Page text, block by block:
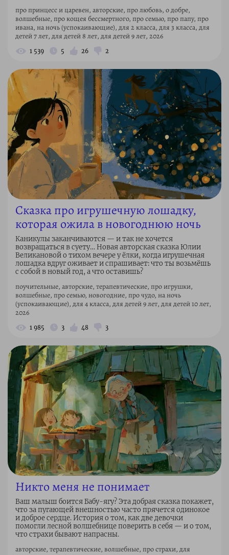
про принцесс и царевен, авторские, про любовь, о добре,
волшебные, про кощея бессмертного, про семью, про папу, про
ивана, на ночь (успокаивающие), для 2 класса, для 3 класса, для
детей 7 лет, для детей 8 лет, для детей 9 лет, 2026
1 539 5 26 2
Сказка про игрушечную лошадку,
которая ожила в новогоднюю ночь
Каникулы заканчиваются — и так не хочется
возвращаться в суету… Новая авторская сказка Юлии
Великановой о тихом вечере у ёлки, когда игрушечная
лошадка вдруг оживает и спрашивает: что ты возьмёшь
с собой в новый год, а что оставишь?
поучительные, авторские, терапевтические, про игрушки,
волшебные, про семью, новогодние, про чудо, на ночь
(успокаивающие), для 4 класса, для детей 9 лет, для детей 10 лет,
2026
1 985 3 48 3
Никто меня не понимает
Ваш малыш боится Бабу-ягу? Эта добрая сказка покажет,
что за пугающей внешностью часто прячется одинокое
и доброе сердце. История о том, как две девочки
помогли лесной волшебнице поверить в себя — и о том,
что страхи бывают напрасны.
авторские, терапевтические, волшебные, про страхи, для